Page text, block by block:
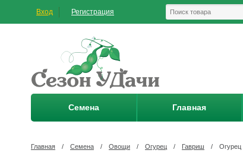
Вход Регистрация
Семена Главная
Главная / Семена / Овощи / Огурец / Гавриш / Огурец